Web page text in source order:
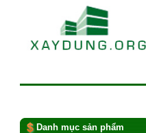
Danh mục sản phẩm